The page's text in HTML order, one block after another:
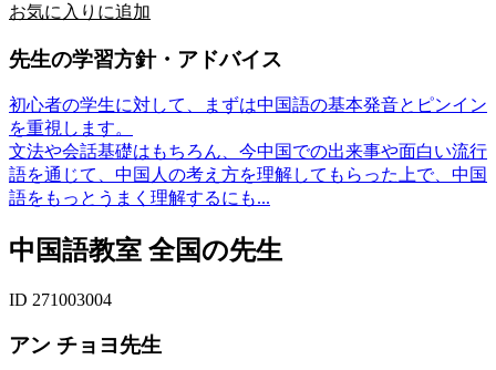
お気に入りに追加
先生の学習方針・アドバイス
初心者の学生に対して、まずは中国語の基本発音とピンイン
を重視します。
文法や会話基礎はもちろん、今中国での出来事や面白い流行
語を通じて、中国人の考え方を理解してもらった上で、中国
語をもっとうまく理解するにも...
中国語教室 全国の先生
ID 271003004
アン チョヨ先生